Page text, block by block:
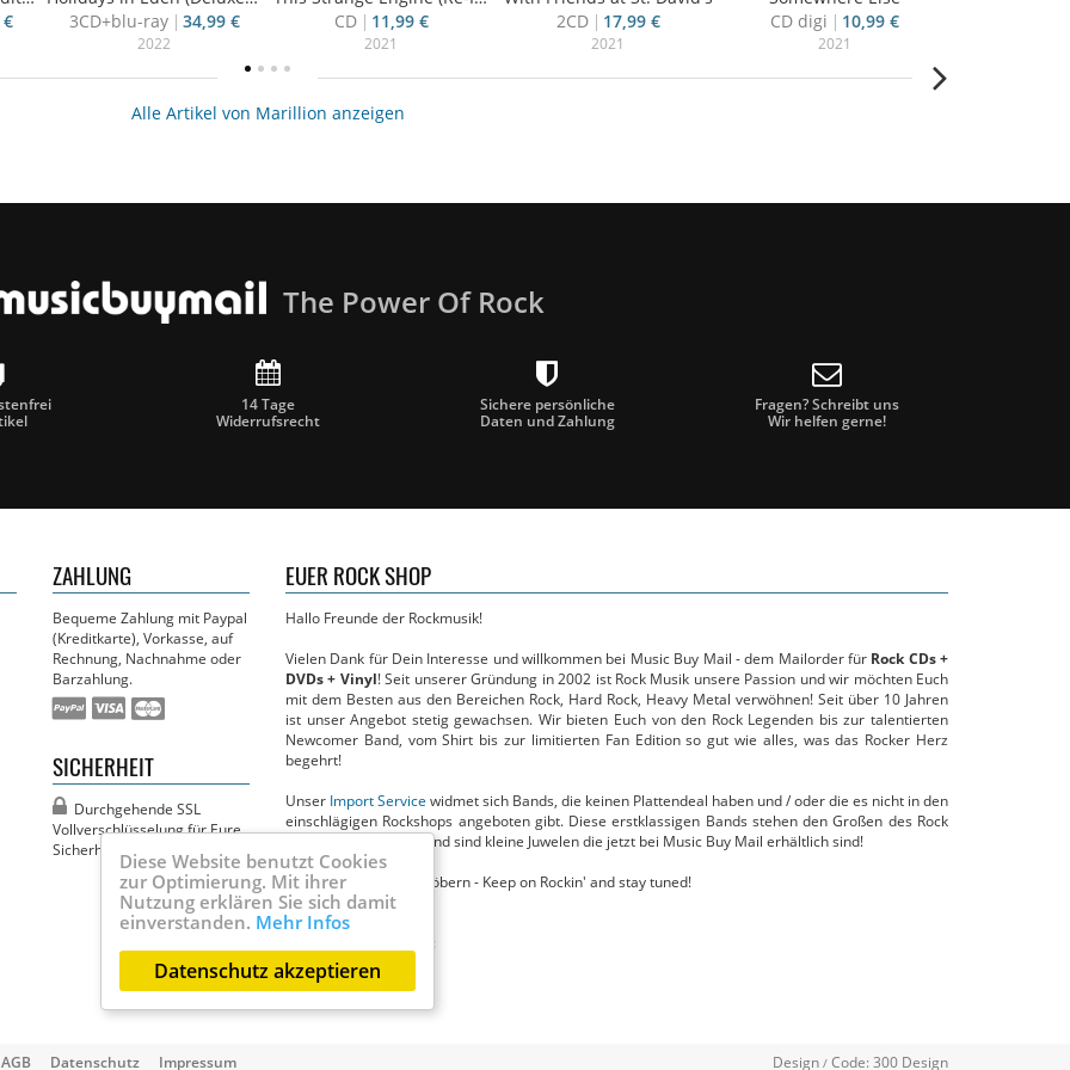
3CD+blu-ray
34,99 €
2022
CD
11,99 €
2021
2CD
17,99 €
2021
CD digi
10,99 €
2021
Alle Artikel von Marillion anzeigen
The Power Of Rock
14 Tage
Widerrufsrecht
Sichere persönliche
Daten und Zahlung
Fragen? Schreibt uns
Wir helfen gerne!
ZAHLUNG
Bequeme Zahlung mit Paypal
(Kreditkarte), Vorkasse, auf
Rechnung, Nachnahme oder
Barzahlung.
SICHERHEIT
Durchgehende SSL
Vollver­­schlüsselung für Eure
Sicherheit!
EUER ROCK SHOP
Hallo Freunde der Rockmusik!
Vielen Dank für Dein Interesse und willkommen bei Music Buy Mail - dem Mailorder für Rock CDs +
DVDs + Vinyl! Seit unserer Gründung in 2002 ist Rock Musik unsere Passion und wir möchten Euch
mit dem Besten aus den Bereichen Rock, Hard Rock, Heavy Metal verwöhnen! Seit über 10 Jahren
ist unser Angebot stetig gewachsen. Wir bieten Euch von den Rock Legenden bis zur talentierten
Newcomer Band, vom Shirt bis zur limitierten Fan Edition so gut wie alles, was das Rocker Herz
begehrt!
Unser Import Service widmet sich Bands, die keinen Plattendeal haben und / oder die es nicht in den
einschlägigen Rockshops angeboten gibt. Diese erstklassigen Bands stehen den Großen des Rock
Circus in nichts nach und sind kleine Juwelen die jetzt bei Music Buy Mail erhältlich sind!
Jetzt viel Spaß beim Stöbern - Keep on Rockin' and stay tuned!
Dein MBM Team
Ihr findet uns auch bei:
AGB Datenschutz Impressum Design / Code: 300 Design
Diese Website benutzt Cookies
zur Optimierung. Mit ihrer
Nutzung erklären Sie sich damit
einverstanden. Mehr Infos
Datenschutz akzeptieren